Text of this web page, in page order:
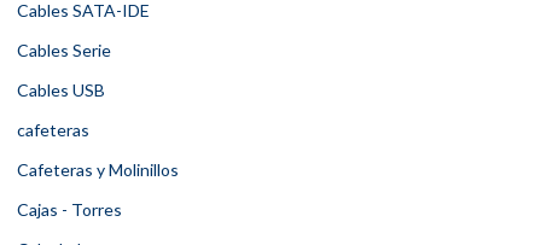
Cables SATA-IDE
Cables Serie
Cables USB
cafeteras
Cafeteras y Molinillos
Cajas - Torres